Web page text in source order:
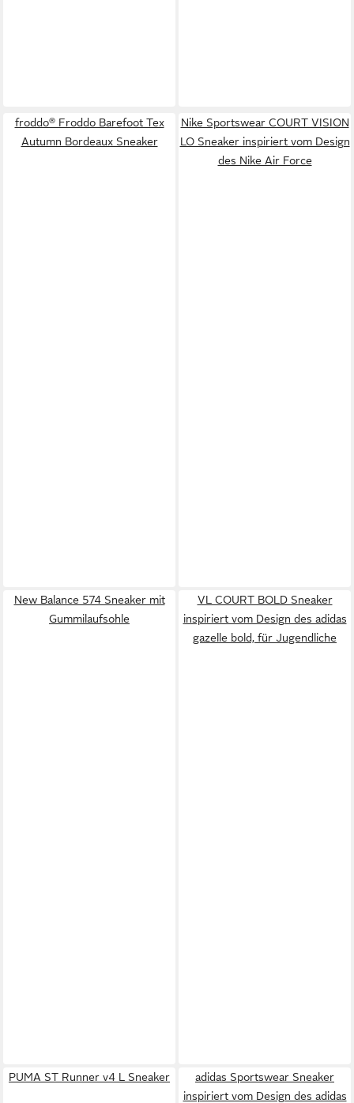
froddo® Froddo Barefoot Tex
Autumn Bordeaux Sneaker
Nike Sportswear COURT VISION
LO Sneaker inspiriert vom Design
des Nike Air Force
New Balance 574 Sneaker mit
Gummilaufsohle
VL COURT BOLD Sneaker
inspiriert vom Design des adidas
gazelle bold, für Jugendliche
PUMA ST Runner v4 L Sneaker
adidas Sportswear Sneaker
inspiriert vom Design des adidas